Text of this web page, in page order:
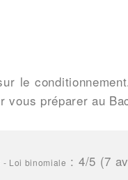
le
vous préparer au
- Loi binomiale : 4/5 (7